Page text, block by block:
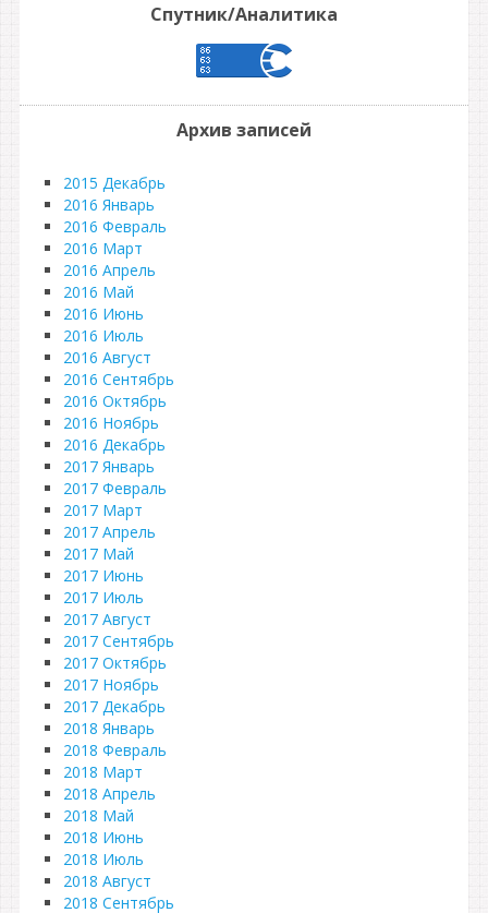
Спутник/Аналитика
Архив записей
2015 Декабрь
2016 Январь
2016 Февраль
2016 Март
2016 Апрель
2016 Май
2016 Июнь
2016 Июль
2016 Август
2016 Сентябрь
2016 Октябрь
2016 Ноябрь
2016 Декабрь
2017 Январь
2017 Февраль
2017 Март
2017 Апрель
2017 Май
2017 Июнь
2017 Июль
2017 Август
2017 Сентябрь
2017 Октябрь
2017 Ноябрь
2017 Декабрь
2018 Январь
2018 Февраль
2018 Март
2018 Апрель
2018 Май
2018 Июнь
2018 Июль
2018 Август
2018 Сентябрь